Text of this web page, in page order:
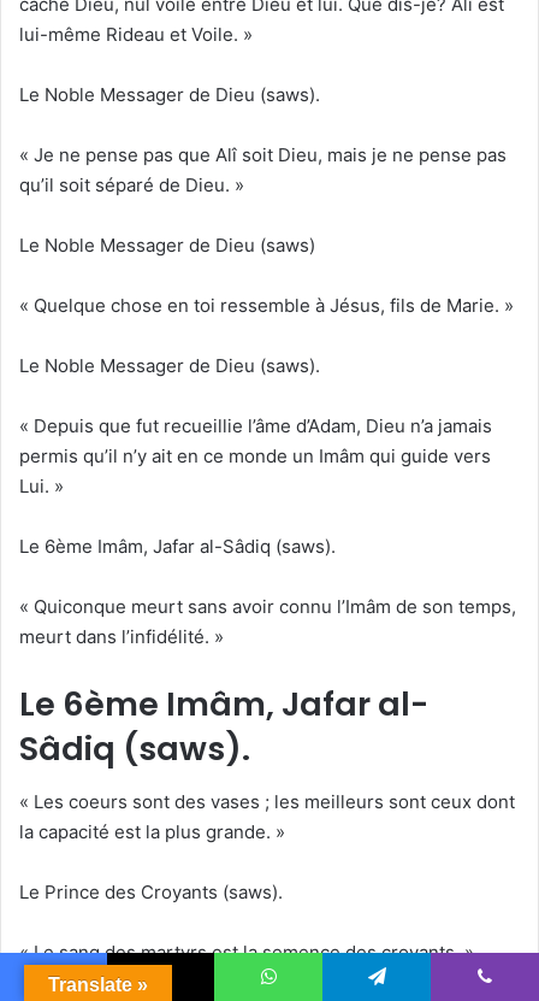
lui-même Rideau et Voile. »
Le Noble Messager de Dieu (saws).
« Je ne pense pas que Alî soit Dieu, mais je ne pense pas
qu’il soit séparé de Dieu. »
Le Noble Messager de Dieu (saws)
« Quelque chose en toi ressemble à Jésus, fils de Marie. »
Le Noble Messager de Dieu (saws).
« Depuis que fut recueillie l’âme d’Adam, Dieu n’a jamais
permis qu’il n’y ait en ce monde un Imâm qui guide vers
Lui. »
Le 6ème Imâm, Jafar al-Sâdiq (saws).
« Quiconque meurt sans avoir connu l’Imâm de son temps,
meurt dans l’infidélité. »
Le 6ème Imâm, Jafar al-
Sâdiq (saws).
« Les coeurs sont des vases ; les meilleurs sont ceux dont
la capacité est la plus grande. »
Le Prince des Croyants (saws).
« Le sang des martyrs est la semence des croyants. »
Translate »